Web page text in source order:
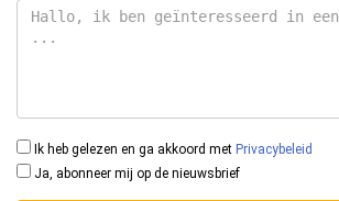
Ik heb gelezen en ga akkoord met Privacybeleid
Ja, abonneer mij op de nieuwsbrief